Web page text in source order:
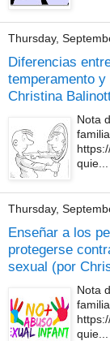
Thursday,
Diferencias
temperamento
Christina
Nota
quie...
Thursday,
Enseñar a los
protegerse
sexual (por
Nota
quie...